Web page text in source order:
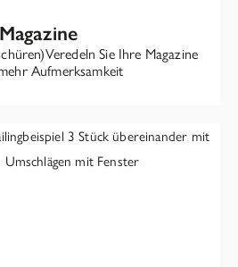
Magazine
Sie Ihre Magazine
Aufmerksamkeit